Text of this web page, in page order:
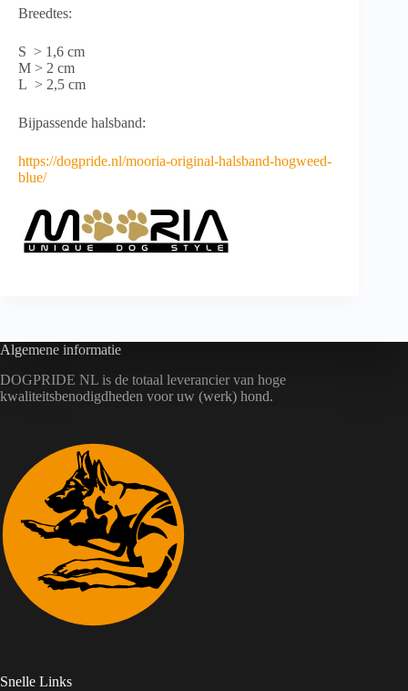
Breedtes:
S > 1,6 cm
M > 2 cm
L > 2,5 cm
Bijpassende halsband:
https://dogpride.nl/mooria-original-halsband-hogweed-
blue/
Algemene informatie
DOGPRIDE NL is de totaal leverancier van hoge
kwaliteitsbenodigdheden voor uw (werk) hond.
Snelle Links